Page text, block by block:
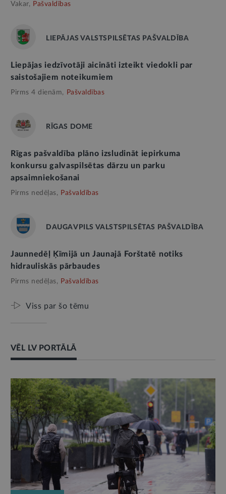
Vakar, Pašvaldības
LIEPĀJAS VALSTSPILSĒTAS PAŠVALDĪBA
Liepājas iedzīvotāji aicināti izteikt viedokli par
saistošajiem noteikumiem
Pirms 4 dienām, Pašvaldības
RĪGAS DOME
Rīgas pašvaldība plāno izsludināt iepirkuma
konkursu galvaspilsētas dārzu un parku
apsaimniekošanai
Pirms nedēļas, Pašvaldības
DAUGAVPILS VALSTSPILSĒTAS PAŠVALDĪBA
Jaunnedēļ Ķīmijā un Jaunajā Forštatē notiks
hidrauliskās pārbaudes
Pirms nedēļas, Pašvaldības
Viss par šo tēmu
VĒL LV PORTĀLĀ